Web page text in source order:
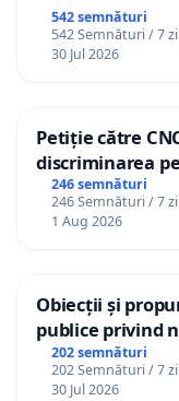
542 semnături
542 Semnături / 7
30 Jul 2026
Petiție către
discriminarea
către utilizatorul
246 semnături
246 Semnături / 7
1 Aug 2026
Obiecții și
publice privind
(PUG) Ialoveni
202 semnături
202 Semnături / 7
30 Jul 2026